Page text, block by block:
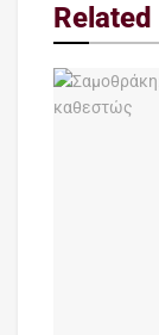
Related